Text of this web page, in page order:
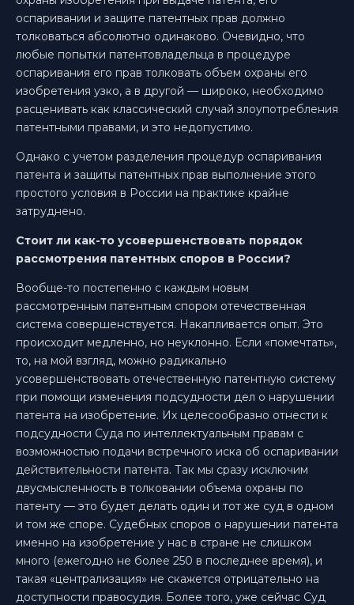
оспаривании и защите патентных прав должно
толковаться абсолютно одинаково. Очевидно, что
любые попытки патентовладельца в процедуре
оспаривания его прав толковать объем охраны его
изобретения узко, а в другой — широко, необходимо
расценивать как классический случай злоупотребления
патентными правами, и это недопустимо.
Однако с учетом разделения процедур оспаривания
патента и защиты патентных прав выполнение этого
простого условия в России на практике крайне
затруднено.
Стоит ли как-то усовершенствовать порядок
рассмотрения патентных споров в России?
Вообще-то постепенно с каждым новым
рассмотренным патентным спором отечественная
система совершенствуется. Накапливается опыт. Это
происходит медленно, но неуклонно. Если «помечтать»,
то, на мой взгляд, можно радикально
усовершенствовать отечественную патентную систему
при помощи изменения подсудности дел о нарушении
патента на изобретение. Их целесообразно отнести к
подсудности Суда по интеллектуальным правам с
возможностью подачи встречного иска об оспаривании
действительности патента. Так мы сразу исключим
двусмысленность в толковании объема охраны по
патенту — это будет делать один и тот же суд в одном
и том же споре. Судебных споров о нарушении патента
именно на изобретение у нас в стране не слишком
много (ежегодно не более 250 в последнее время), и
такая «централизация» не скажется отрицательно на
доступности правосудия. Более того, уже сейчас Суд